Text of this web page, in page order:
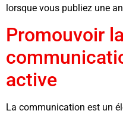
lorsque vous publiez une
Promouvoir la
active
La communication est un